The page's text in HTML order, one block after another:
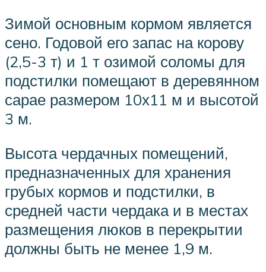
Зимой основным кормом является
сено. Годовой его запас на корову
(2,5-3 т) и 1 т озимой соломы для
подстилки помещают в деревянном
сарае размером 10х11 м и высотой
3 м.
Высота чердачных помещений,
предназначенных для хранения
грубых кормов и подстилки, в
средней части чердака и в местах
размещения люков в перекрытии
должны быть не менее 1,9 м.